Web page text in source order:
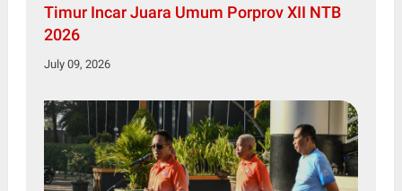
Timur Incar Juara Umum Porprov XII NTB
2026
July 09, 2026